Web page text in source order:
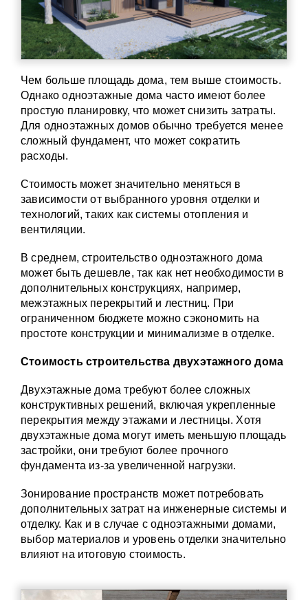
Чем больше площадь дома, тем выше стоимость.
Однако одноэтажные дома часто имеют более
простую планировку, что может снизить затраты.
Для одноэтажных домов обычно требуется менее
сложный фундамент, что может сократить
расходы.
Стоимость может значительно меняться в
зависимости от выбранного уровня отделки и
технологий, таких как системы отопления и
вентиляции.
В среднем, строительство одноэтажного дома
может быть дешевле, так как нет необходимости в
дополнительных конструкциях, например,
межэтажных перекрытий и лестниц. При
ограниченном бюджете можно сэкономить на
простоте конструкции и минимализме в отделке.
Стоимость строительства двухэтажного дома
Двухэтажные дома требуют более сложных
конструктивных решений, включая укрепленные
перекрытия между этажами и лестницы. Хотя
двухэтажные дома могут иметь меньшую площадь
застройки, они требуют более прочного
фундамента из-за увеличенной нагрузки.
Зонирование пространств может потребовать
дополнительных затрат на инженерные системы и
отделку. Как и в случае с одноэтажными домами,
выбор материалов и уровень отделки значительно
влияют на итоговую стоимость.